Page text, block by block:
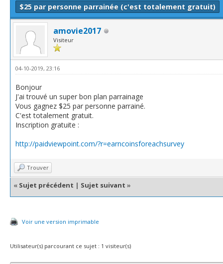
$25 par personne parrainée (c'est totalement gratuit)
amovie2017
Visiteur
04-10-2019, 23:16
Bonjour
J'ai trouvé un super bon plan parrainage
Vous gagnez $25 par personne parrainé.
C'est totalement gratuit.
Inscription gratuite :
http://paidviewpoint.com/?r=earncoinsforeachsurvey
Trouver
« Sujet précédent | Sujet suivant »
Voir une version imprimable
Utilisateur(s) parcourant ce sujet : 1 visiteur(s)